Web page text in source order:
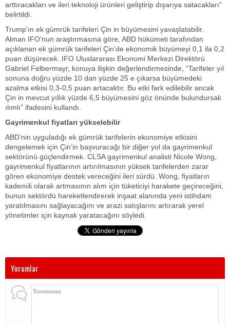
arttıracakları ve ileri teknoloji ürünleri geliştirip dışarıya satacakları”
belirtildi.
Trump'ın ek gümrük tarifeleri Çin in büyümesini yavaşlatabilir.
Alman IFO’nun araştırmasına göre, ABD hükümeti tarafından
açıklanan ek gümrük tarifeleri Çin’de ekonomik büyümeyi 0,1 ila 0,2
puan düşürecek. IFO Uluslararası Ekonomi Merkezi Direktörü
Gabriel Felbermayr, konuya ilişkin değerlendirmesinde, “Tarifeler yıl
sonuna doğru yüzde 10 dan yüzde 25 e çıkarsa büyümedeki
azalma etkisi 0,3-0,5 puan artacaktır. Bu etki fark edilebilir ancak
Çin in mevcut yıllık yüzde 6,5 büyümesini göz önünde bulundursak
ılımlı” ifadesini kullandı.
Gayrimenkul fiyatları yükselebilir
ABD’nin uyguladığı ek gümrük tarifelerin ekonomiye etkisini
dengelemek için Çin’in başvuracağı bir diğer yol da gayrimenkul
sektörünü güçlendirmek. CLSA gayrimenkul analisti Nicole Wong,
gayrimenkul fiyatlarının artırılmasının yüksek tarifelerden zarar
gören ekonomiye destek vereceğini ileri sürdü. Wong, fiyatların
kademili olarak artmasının alım için tüketiciyi harakete geçireceğini,
bunun sektördü hareketlendirerek inşaat alanında yeni istihdam
yaratılmasını sağlayacağını ve arazi satışlarını artırarak yerel
yönetimler için kaynak yaratacağını söyledi.
Yorumlar